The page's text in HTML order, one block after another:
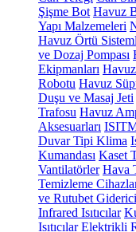
Şişme Bot Havuz
Yapı Malzemeleri
Havuz Örtü
ve Dozaj Pompası
Ekipmanları
Robotu Havuz
Duşu ve Masaj Jeti
Trafosu Havuz
Aksesuarları
Duvar Tipi Klima
Kumandası Kaset
Vantilatörler Hava
Temizleme
ve Rutubet
Infrared Isıtıcılar
Isıtıcılar Elektrikli